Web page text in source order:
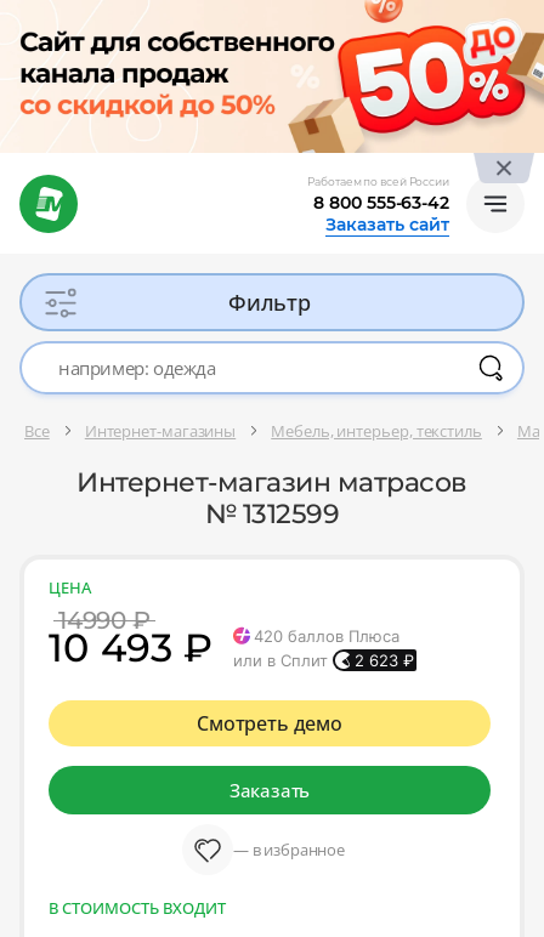
Работаем по всей России
8 800 555-63-42
Заказать сайт
Фильтр
Все Интернет-магазины Мебель, интерьер, текстиль
Интернет-магазин матрасов
№ 1312599
ЦЕНА
14990 ₽
10 493 ₽ 420баллов Плюса
или в Сплит
2 623₽
Смотреть демо
Заказать
— в избранное
В СТОИМОСТЬ ВХОДИТ